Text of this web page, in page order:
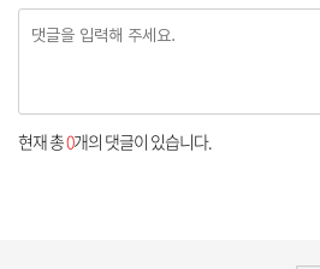
현재 총0개의 댓글이 있습니다.